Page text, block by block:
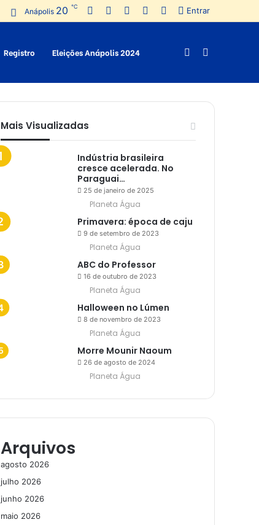
Entrar
Instagram
YouTube
Pinterest
Twitter
Facebook
Anápolis 20 ℃
Registro Eleições Anápolis 2024 Switch
Mais Visualizadas
Indústria brasileira
cresce acelerada. No
Paraguai…
25 de janeiro de 2025
Planeta Água
Primavera: época de caju
9 de setembro de 2023
Planeta Água
ABC do Professor
16 de outubro de 2023
Planeta Água
Halloween no Lúmen
8 de novembro de 2023
Planeta Água
Morre Mounir Naoum
26 de agosto de 2024
Planeta Água
Arquivos
agosto 2026
julho 2026
junho 2026
maio 2026